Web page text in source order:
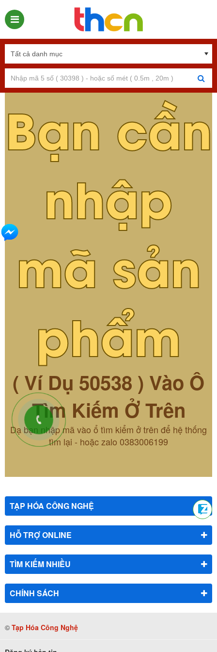
Bạn cần
nhập
mã sản
phẩm
( Ví Dụ 50538 ) Vào Ô
Tìm Kiếm Ở Trên
Dạ bạn nhập mã vào ổ tìm kiểm ở trên để hệ thống
tìm lại - hoặc zalo 0383006199
TẠP HÓA CÔNG NGHỆ
HỖ TRỢ ONLINE
TÌM KIẾM NHIỀU
CHÍNH SÁCH
© Tạp Hóa Công Nghệ